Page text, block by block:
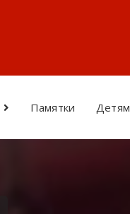
Памятки Детям